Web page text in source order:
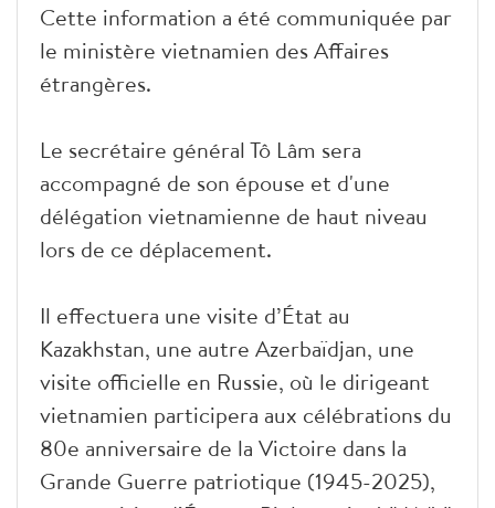
Cette information a été communiquée par
le ministère vietnamien des Affaires
étrangères.
Le secrétaire général Tô Lâm sera
accompagné de son épouse et d'une
délégation vietnamienne de haut niveau
lors de ce déplacement.
Il effectuera une visite d’État au
Kazakhstan, une autre Azerbaïdjan, une
visite officielle en Russie, où le dirigeant
vietnamien participera aux célébrations du
80e anniversaire de la Victoire dans la
Grande Guerre patriotique (1945-2025),